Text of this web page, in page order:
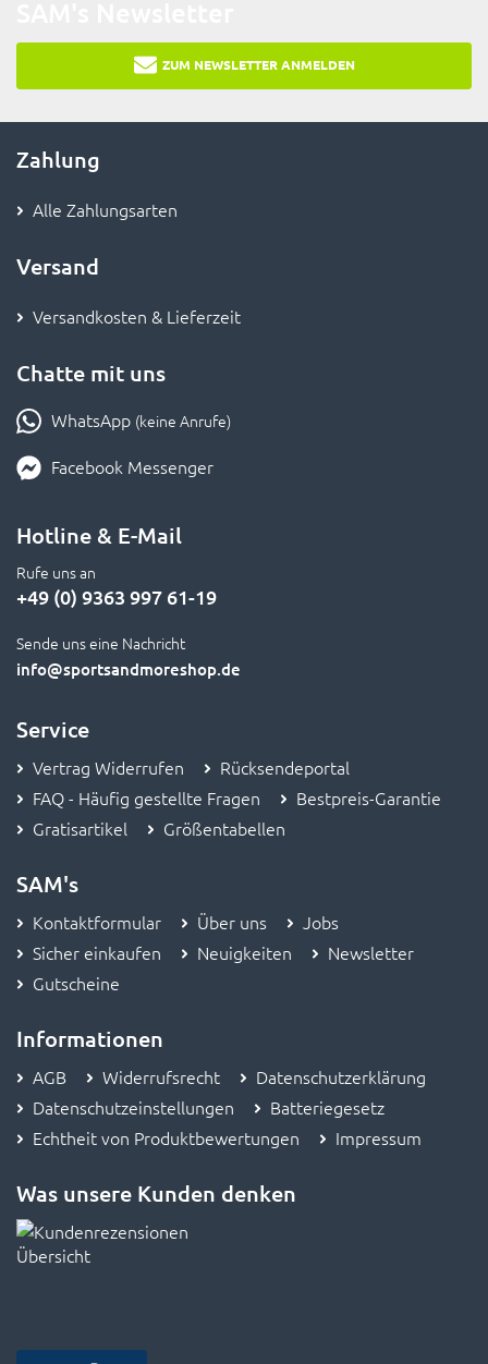
ZUM NEWSLETTER ANMELDEN
Zahlung
Alle Zahlungsarten
Versand
Versandkosten & Lieferzeit
Chatte mit uns
WhatsApp (keine Anrufe)
Facebook Messenger
Hotline & E-Mail
Rufe uns an
+49 (0) 9363 997 61-19
Sende uns eine Nachricht
info@sportsandmoreshop.de
Service
Vertrag Widerrufen
Rücksendeportal
FAQ - Häufig gestellte Fragen
Bestpreis-Garantie
Gratisartikel
Größentabellen
SAM's
Kontaktformular Über uns
Jobs
Sicher einkaufen
Neuigkeiten
Newsletter
Gutscheine
Informationen
AGB Widerrufsrecht
Datenschutzerklärung
Datenschutzeinstellungen
Batteriegesetz
Echtheit von Produktbewertungen
Impressum
Was unsere Kunden denken